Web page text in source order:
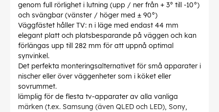
genom full rörlighet i lutning (upp / ner från + 3° till -10°)
och svängbar (vänster / höger med ± 90°)
Väggfästet håller TV: n i läge med endast 44 mm
elegant platt och platsbesparande på väggen och kan
förlängas upp till 282 mm för att uppnå optimal
synvinkel.
Det perfekta monteringsalternativet för små apparater i
nischer eller över väggenheter som i köket eller
sovrummet.
lämplig för de flesta tv-apparater av alla vanliga
märken (t.ex. Samsung (även QLED och LED), Sony,